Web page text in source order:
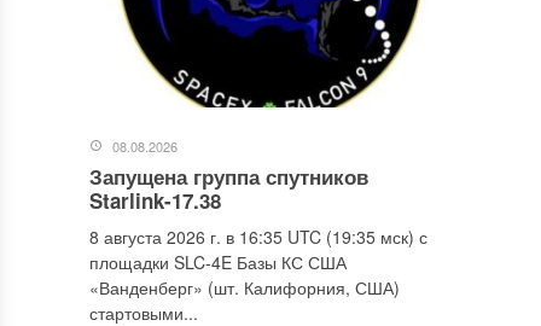
08.08.2026
Запущена группа спутников
Starlink-17.38
8 августа 2026 г. в 16:35 UTC (19:35 мск) с
площадки SLC-4E Базы КС США
«Ванденберг» (шт. Калифорния, США)
стартовыми...